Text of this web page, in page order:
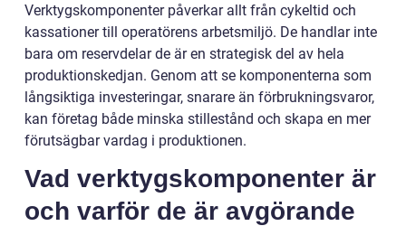
Verktygskomponenter påverkar allt från cykeltid och
kassationer till operatörens arbetsmiljö. De handlar inte
bara om reservdelar de är en strategisk del av hela
produktionskedjan. Genom att se komponenterna som
långsiktiga investeringar, snarare än förbrukningsvaror,
kan företag både minska stillestånd och skapa en mer
förutsägbar vardag i produktionen.
Vad verktygskomponenter är
och varför de är avgörande